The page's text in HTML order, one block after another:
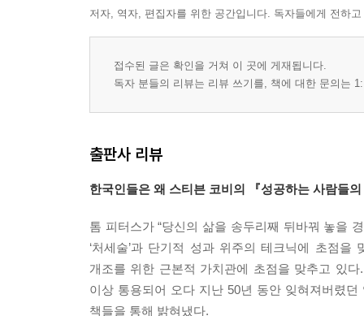
습관 3의 적용을 위한 제언
감정은행계좌
사랑의 법칙과 인생의 법칙
'생산'문제는 '생산능력'의 기회이다
습관 4 승-승을 생각하라
인간관계의 여섯 가지 패러다임
'승-승'적 사고
'승-패'적 사고
저자, 역자, 편집자를 위한 공간입니다. 독자들에게 전하
접수된 글은 확인을 거쳐 이 곳에 게재됩니다.
독자 분들의 리뷰는 리뷰 쓰기를, 책에 대한 문의는
출판사 리뷰
한국인들은 왜 스티븐 코비의 『성공하는 사람들
톰 피터스가 “당신의 삶을 송두리째 뒤바꿔 놓을
‘처세술’과 단기적 성과 위주의 테크닉에 초점
개조를 위한 근본적 가치관에 초점을 맞추고 있
이상 통용되어 오다 지난 50년 동안 잊혀져버렸
책들을 통해 밝혀냈다.